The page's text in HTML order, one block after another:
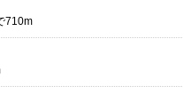
710m